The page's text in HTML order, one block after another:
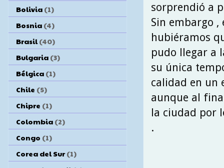
sorprendió a
Sin embargo
hubiéramos
pudo llegar a
su única
calidad en un
aunque al
la ciudad por
.
Bolivia (1)
Bosnia (4)
Brasil (40)
Bulgaria (3)
Bélgica (1)
Chile (5)
Chipre (1)
Colombia (2)
Congo (1)
Corea del Sur (1)